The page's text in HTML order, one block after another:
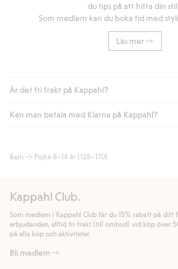
du tips på att hitta din
Som medlem kan du boka tid med
Läs mer
Är det fri frakt på Kappahl?
Är du medlem i Kappahl Club har du alltid
automatik efter du loggat in och
handlar för.
Läs mer
Kan man betala med Klarna på Kappahl?
bland annat faktura och swish men även
allmänna villkor.
Läs mer
Barn Pojke 8–14 år (128–170)
Kappahl Club.
Som medlem i Kappahl Club får du 15% rabatt på ditt
erbjudanden, alltid fri frakt (till ombud) vid köp över
på alla köp och aktiviteter.
Bli medlem